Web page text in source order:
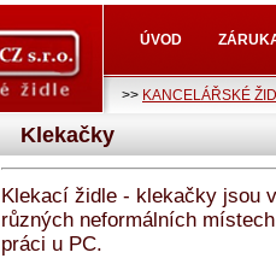
ÚVOD
>> KANCELÁŘSKÉ
Klekačky
Klekací židle - klekačky jsou
různých neformálních
práci u PC.